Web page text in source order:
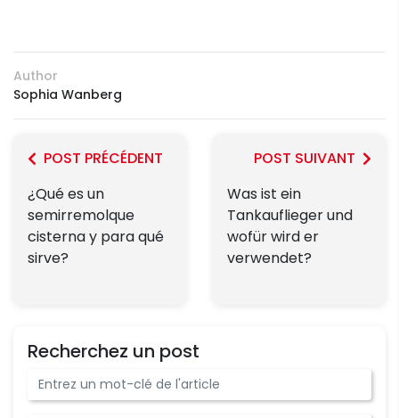
Author
Sophia Wanberg
POST PRÉCÉDENT
¿Qué es un
semirremolque
cisterna y para qué
sirve?
POST SUIVANT
Was ist ein
Tankauflieger und
wofür wird er
verwendet?
Recherchez un post